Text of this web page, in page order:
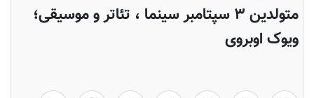
متولدین ۳ سپتامبر سینما ، تئاتر و موسیقی؛
ویوک اوبروی